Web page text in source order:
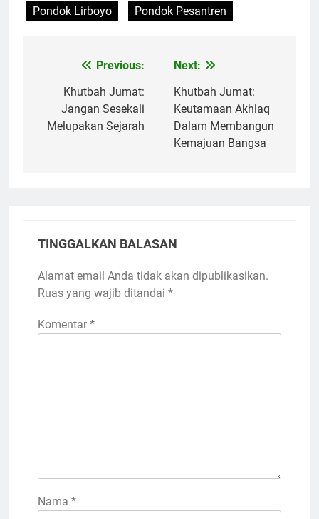
Pondok Lirboyo
Pondok Pesantren
Navigasi
pos
Previous:
Khutbah Jumat:
Jangan Sesekali
Melupakan Sejarah
Next:
Khutbah Jumat:
Keutamaan Akhlaq
Dalam Membangun
Kemajuan Bangsa
TINGGALKAN BALASAN
Alamat email Anda tidak akan dipublikasikan.
Ruas yang wajib ditandai *
Komentar *
Nama *